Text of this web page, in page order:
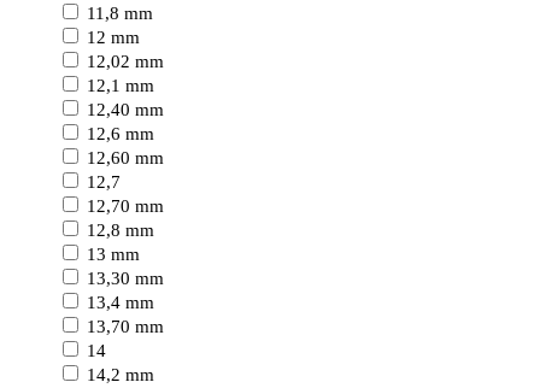
11,8 mm
12 mm
12,02 mm
12,1 mm
12,40 mm
12,6 mm
12,60 mm
12,7
12,70 mm
12,8 mm
13 mm
13,30 mm
13,4 mm
13,70 mm
14
14,2 mm